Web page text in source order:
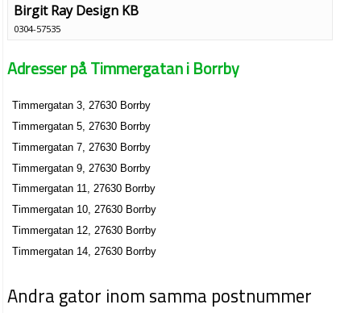
Birgit Ray Design KB
0304-57535
Adresser på Timmergatan i Borrby
Timmergatan 3, 27630 Borrby
Timmergatan 5, 27630 Borrby
Timmergatan 7, 27630 Borrby
Timmergatan 9, 27630 Borrby
Timmergatan 11, 27630 Borrby
Timmergatan 10, 27630 Borrby
Timmergatan 12, 27630 Borrby
Timmergatan 14, 27630 Borrby
Andra gator inom samma postnummer